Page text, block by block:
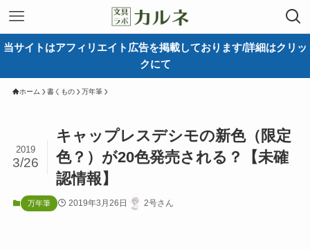
当サイトはアフィリエイト広告を掲載しております/詳細はクリッ
クにて
ホーム 書くもの 万年筆
キャップレスデシモの新色（限定
色？）が20色発売される？【未確
認情報】
2019
3/26
万年筆 2019年3月26日 2号さん